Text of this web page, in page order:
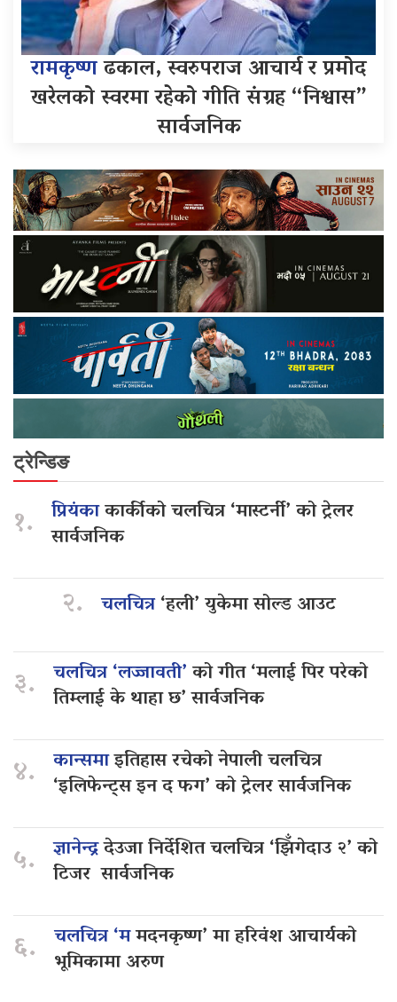
रामकृष्णढकाल, स्वरुपराज आचार्य र प्रमोद
खरेलको स्वरमा रहेको गीति संग्रह “निश्वास”
सार्वजनिक
ट्रेन्डिङ
१. प्रियंकाकार्कीको चलचित्र ‘मास्टर्नी’ को ट्रेलर
सार्वजनिक
२. चलचित्र‘हली’ युकेमा सोल्ड आउट
३. चलचित्र ‘लज्जावती’को गीत ‘मलाई पिर परेको
तिम्लाई के थाहा छ’ सार्वजनिक
४. कान्समाइतिहास रचेको नेपाली चलचित्र
‘इलिफेन्ट्स इन द फग’ को ट्रेलर सार्वजनिक
५. ज्ञानेन्द्रदेउजा निर्देशित चलचित्र ‘झिँगेदाउ २’ को
टिजर सार्वजनिक
६. चलचित्र ‘ममदनकृष्ण’ मा हरिवंश आचार्यको
भूमिकामा अरुण